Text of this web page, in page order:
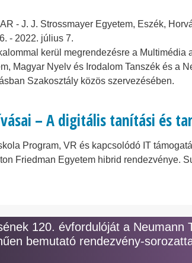
- J. J. Strossmayer Egyetem, Eszék,
- 2022. július 7.
kerül megrendezésre a Multimédia
Magyar Nyelv és Irodalom Tanszék és a
Szakosztály közös szervezésében.
– A digitális tanítási és
Program, VR és kapcsolódó IT
Friedman Egyetem hibrid rendezvénye.
120. évfordulóját a Neumann
bemutató rendezvény-